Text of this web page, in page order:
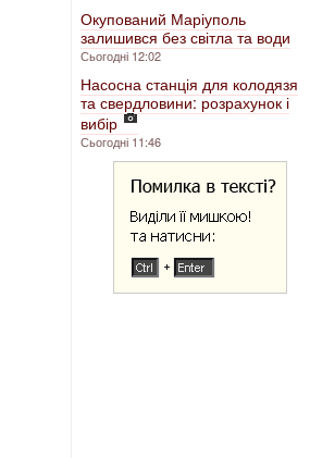
Окупований Маріуполь
залишився без світла та води
Сьогодні 12:02
Насосна станція для колодязя
та свердловини: розрахунок і
вибір
Сьогодні 11:46